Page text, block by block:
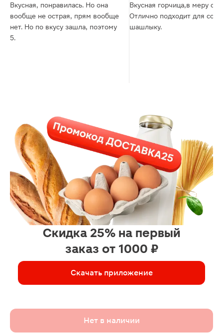
Вкусная, понравилась. Но она
вообще не острая, прям вообще
нет. Но по вкусу зашла, поэтому
5.
Вкусная горчица,в меру
Отлично подходит для
шашлыку.
Скидка 25% на первый
заказ от 1000 ₽
Скачать приложение
Нет в наличии